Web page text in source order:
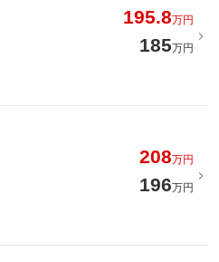
195.8万円
185万円
208万円
196万円